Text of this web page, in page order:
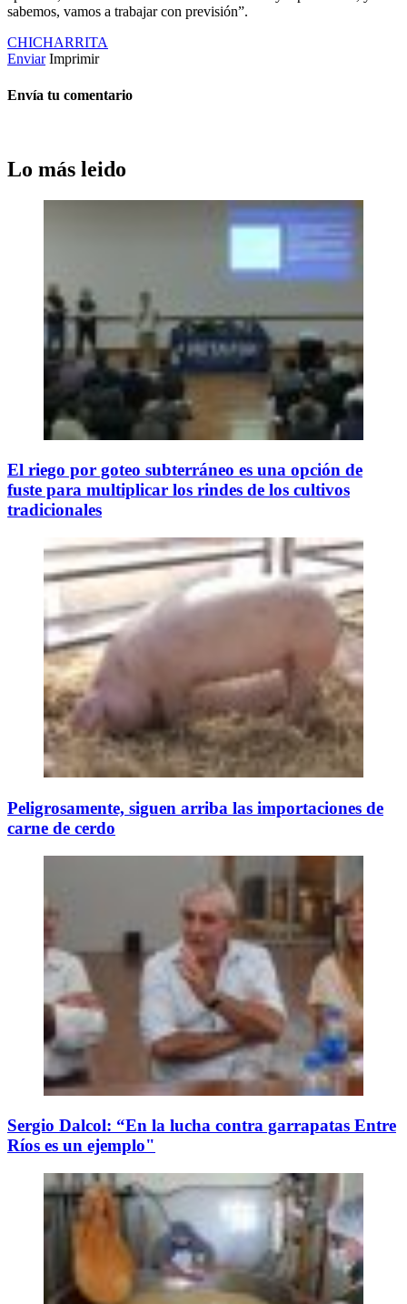
sabemos, vamos a trabajar con previsión”.
CHICHARRITA
Enviar Imprimir
Envía tu comentario
Lo más leido
El riego por goteo subterráneo es una opción de
fuste para multiplicar los rindes de los cultivos
tradicionales
Peligrosamente, siguen arriba las importaciones de
carne de cerdo
Sergio Dalcol: “En la lucha contra garrapatas Entre
Ríos es un ejemplo"